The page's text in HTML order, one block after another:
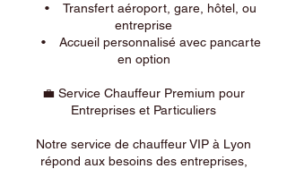
• Transfert aéroport, gare, hôtel, ou
entreprise
• Accueil personnalisé avec pancarte
en option
💼 Service Chauffeur Premium pour
Entreprises et Particuliers
Notre service de chauffeur VIP à Lyon
répond aux besoins des entreprises,